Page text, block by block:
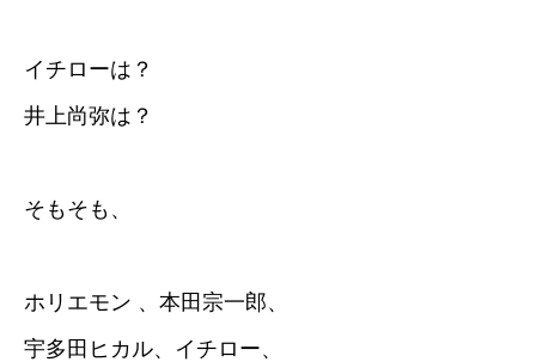
イチローは？
井上尚弥は？
そもそも、
ホリエモン 、本田宗一郎、
宇多田ヒカル、イチロー、